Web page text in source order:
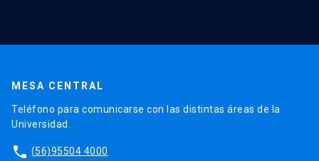
MESA CENTRAL
Teléfono para comunicarse con las distintas áreas de la
Universidad.
phone (56)95504 4000